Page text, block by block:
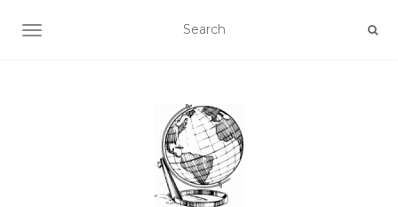
OUVRIR/FERMER LA NAVIGATION